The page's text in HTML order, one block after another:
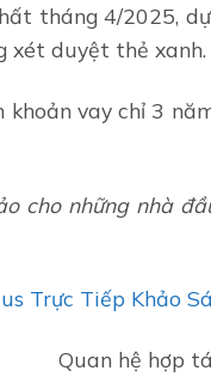
tháng 4/2025,
xét duyệt thẻ xanh.
vay chỉ 3
cho những nhà
Trực Tiếp Khảo